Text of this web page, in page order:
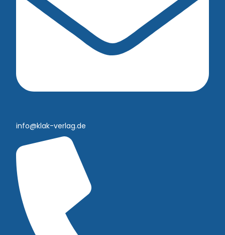
info@klak-verlag.de